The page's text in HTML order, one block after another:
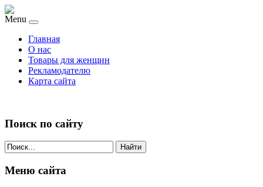
Menu
Главная
О нас
Товары для женщин
Рекламодателю
Карта сайта
Поиск по сайту
Найти
Меню сайта